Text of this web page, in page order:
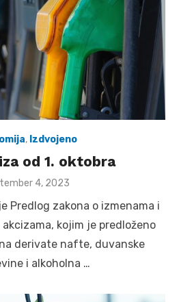
, Izdvojeno
od 1. oktobra
4, 2023
Predlog zakona o izmenama i
kojim je predloženo
derivate nafte, duvanske
i alkoholna …